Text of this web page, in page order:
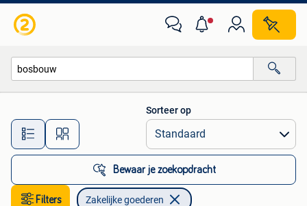
Alle afstanden…
Sorteer op
Bewaar je zoekopdracht
Filters Zakelijke goederen